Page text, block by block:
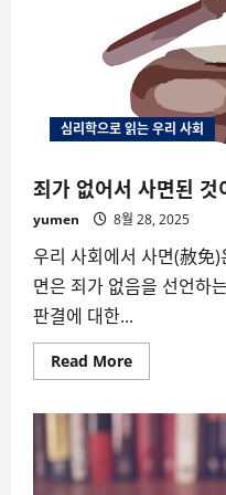
시
시
즘
테
스
트
심리학으로 읽는 우리 사회
죄가 없어서 사면된 것
yumen 8월 28, 2025
우리 사회에서 사면(赦免
면은 죄가 없음을 선언하
판결에 대한...
Read MoreRead
more
없
서
사